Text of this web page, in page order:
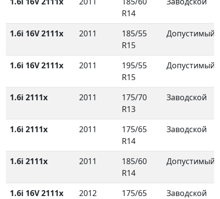
R14
1.6i 16V 2111x 2011
185/55
R15
Допустимый
1.6i 16V 2111x 2011
195/55
R15
Допустимый
1.6i 2111x 2011
175/70
R13
Заводской
1.6i 2111x 2011
175/65
R14
Заводской
1.6i 2111x 2011
185/60
R14
Допустимый
1.6i 16V 2111x 2012
175/65
Заводской